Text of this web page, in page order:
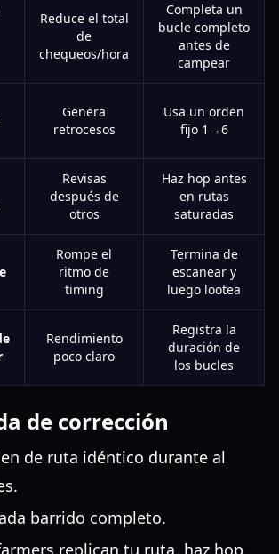
Reduce el total
de
chequeos/hora
Completa un
bucle completo
antes de
campear
Genera
retrocesos
Usa un orden
fijo 1→6
Revisas
después de
otros
Haz hop antes
en rutas
saturadas
Rompe el
ritmo de
timing
Termina de
escanear y
luego lootea
Rendimiento
poco claro
Registra la
duración de
los bucles
de corrección
de ruta idéntico durante al
barrido completo.
replican tu ruta, haz hop.